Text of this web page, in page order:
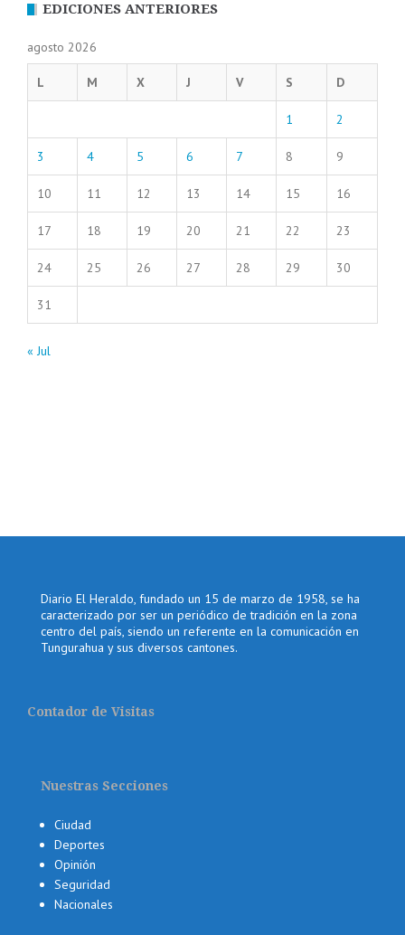
EDICIONES ANTERIORES
agosto 2026
L M X J V S D
1 2
3 4 5 6 7 8 9
10 11 12 13 14 15 16
17 18 19 20 21 22 23
24 25 26 27 28 29 30
31
« Jul
Diario El Heraldo, fundado un 15 de marzo de 1958, se ha
caracterizado por ser un periódico de tradición en la zona
centro del país, siendo un referente en la comunicación en
Tungurahua y sus diversos cantones.
Contador de Visitas
Nuestras Secciones
Ciudad
Deportes
Opinión
Seguridad
Nacionales